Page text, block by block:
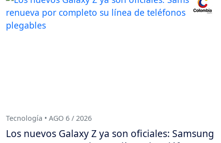
Tecnología • AGO 6 / 2026
Los nuevos Galaxy Z ya son oficiales: Samsung